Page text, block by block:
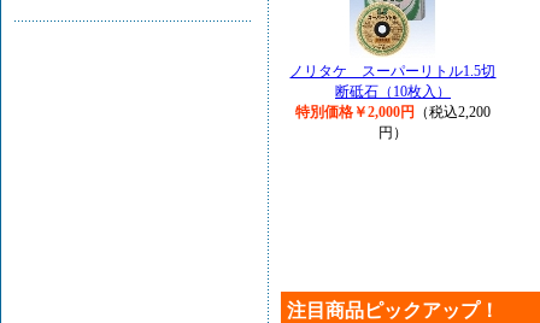
ノリタケ スーパーリトル1.5切
断砥石（10枚入）
特別価格￥2,000円
（税込2,200
円）
注目商品ピックアップ！